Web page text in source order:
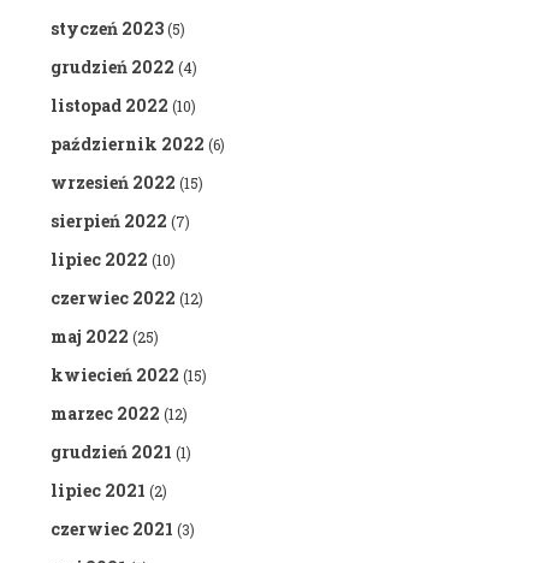
styczeń 2023(5)
grudzień 2022 (4)
listopad 2022 (10)
październik 2022 (6)
wrzesień 2022 (15)
sierpień 2022 (7)
lipiec 2022 (10)
czerwiec 2022 (12)
maj 2022 (25)
kwiecień 2022 (15)
marzec 2022 (12)
grudzień 2021 (1)
lipiec 2021 (2)
czerwiec 2021 (3)